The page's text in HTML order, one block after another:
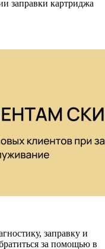
заправки картриджа
заправку и
за помощью в